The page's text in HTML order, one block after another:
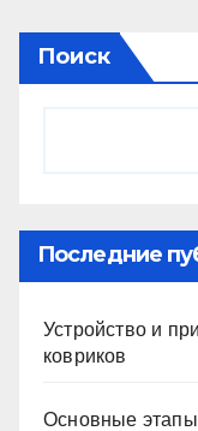
Поиск
Последние
Устройство и
ковриков
Основные